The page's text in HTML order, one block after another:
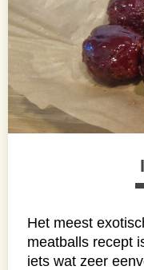
Het meest
meatballs recept
iets wat zeer